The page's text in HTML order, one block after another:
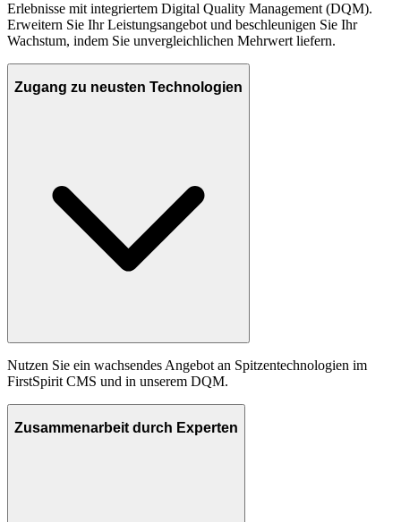
Erlebnisse mit integriertem Digital Quality Management (DQM).
Erweitern Sie Ihr Leistungsangebot und beschleunigen Sie Ihr
Wachstum, indem Sie unvergleichlichen Mehrwert liefern.
Zugang zu neusten Technologien
Nutzen Sie ein wachsendes Angebot an Spitzentechnologien im
FirstSpirit CMS und in unserem DQM.
Zusammenarbeit durch Experten